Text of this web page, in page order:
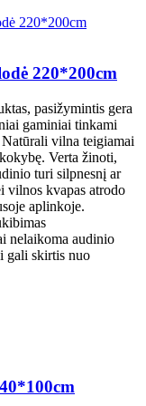
220*200cm
pasižymintis gera
gaminiai tinkami
vilna teigiamai
Verta žinoti,
turi silpnesnį ar
vilnos kvapas atrodo
aplinkoje.
nelaikoma audinio
gali skirtis nuo